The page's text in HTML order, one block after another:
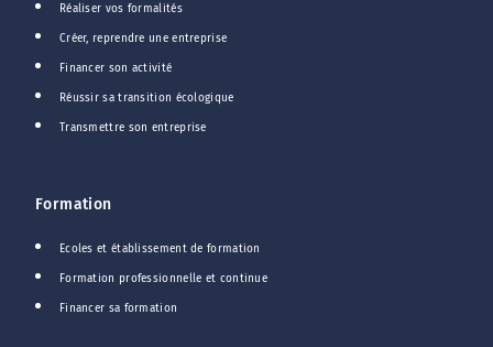
Réaliser vos formalités
Créer, reprendre une entreprise
Financer son activité
Réussir sa transition écologique
Transmettre son entreprise
Formation
Ecoles et établissement de formation
Formation professionnelle et continue
Financer sa formation